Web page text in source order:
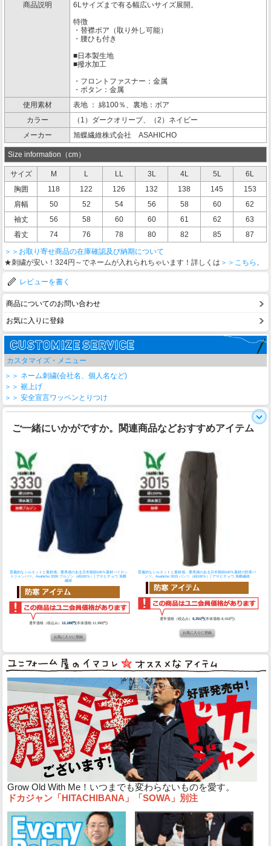
商品説明
6Lサイズまで有る幅広いサイズ展開。
特徴
・替襟ボア（取り外し可能）
・腰ひも付き
■日本製生地
■撥水加工
・フロントファスナー：金属
・ボタン：金属
使用素材
表地 ： 綿100％、裏地：ボア
カラー
（1）ダークオリーブ、（2）ネイビー
メーカー
旭蝶繊維株式会社 ASAHICHO
Size information（cm）
サイズ M L LL 3L 4L 5L
6L
胸囲
118 122 126 132 138 145
153
肩幅
50 52 54 56 58 60
62
袖丈
56 58 60 60 61 62
63
着丈
74 76 78 80 82 85
87
＞＞お取り寄せ商品の在庫確認及び納期について
★刺繍が安い！324円～でネームが入れられちゃいます！詳しくは ＞＞こちら。
レビューを書く
商品についてのお問い合わせ
お気に入りに登録
カスタマイズ・メニュー
＞＞ ネーム刺繍(会社名、個人名など)
＞＞ 裾上げ
＞＞ 安全宣言ワッペンとりつけ
ご一緒にいかがですか。関連商品などおすすめアイテム
普遍的なシルエットと素材感。重厚感のある日本製綿100％素材パイロッ
トジャンパー。Asahicho 3330 ブルゾン（綿100％）│アサヒチョウ,旭蝶
繊維
通常価格（税込み）13,189円(本体価格:11,990円)
普遍的なシルエットと素材感。重厚感のある日本製綿100％素材の防寒パ
ンツ。 Asahicho 3015 パンツ（綿100％）│アサヒチョウ,旭蝶繊維
通常価格（税込み） 9,251円(本体価格:8,410円)
Grow Old With Me！いつまでも変わらないものを愛す。
ドカジャン「HITACHIBANA」「SOWA」別注